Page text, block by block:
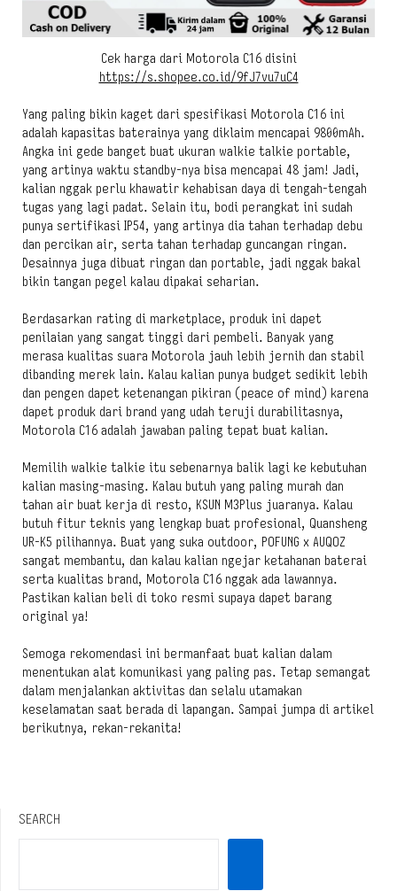
Cek harga dari Motorola C16 disini
https://s.shopee.co.id/9fJ7vu7uC4
Yang paling bikin kaget dari spesifikasi Motorola C16 ini
adalah kapasitas baterainya yang diklaim mencapai 9800mAh.
Angka ini gede banget buat ukuran walkie talkie portable,
yang artinya waktu standby-nya bisa mencapai 48 jam! Jadi,
kalian nggak perlu khawatir kehabisan daya di tengah-tengah
tugas yang lagi padat. Selain itu, bodi perangkat ini sudah
punya sertifikasi IP54, yang artinya dia tahan terhadap debu
dan percikan air, serta tahan terhadap guncangan ringan.
Desainnya juga dibuat ringan dan portable, jadi nggak bakal
bikin tangan pegel kalau dipakai seharian.
Berdasarkan rating di marketplace, produk ini dapet
penilaian yang sangat tinggi dari pembeli. Banyak yang
merasa kualitas suara Motorola jauh lebih jernih dan stabil
dibanding merek lain. Kalau kalian punya budget sedikit lebih
dan pengen dapet ketenangan pikiran (peace of mind) karena
dapet produk dari brand yang udah teruji durabilitasnya,
Motorola C16 adalah jawaban paling tepat buat kalian.
Memilih walkie talkie itu sebenarnya balik lagi ke kebutuhan
kalian masing-masing. Kalau butuh yang paling murah dan
tahan air buat kerja di resto, KSUN M3Plus juaranya. Kalau
butuh fitur teknis yang lengkap buat profesional, Quansheng
UR-K5 pilihannya. Buat yang suka outdoor, POFUNG x AUQOZ
sangat membantu, dan kalau kalian ngejar ketahanan baterai
serta kualitas brand, Motorola C16 nggak ada lawannya.
Pastikan kalian beli di toko resmi supaya dapet barang
original ya!
Semoga rekomendasi ini bermanfaat buat kalian dalam
menentukan alat komunikasi yang paling pas. Tetap semangat
dalam menjalankan aktivitas dan selalu utamakan
keselamatan saat berada di lapangan. Sampai jumpa di artikel
berikutnya, rekan-rekanita!
SEARCH